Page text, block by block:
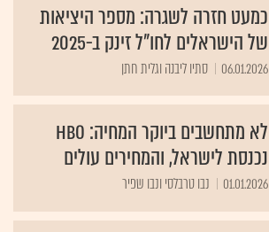
כמעט חזרה לשגרה: מספר היציאות
של הישראלים לחו"ל זינק ב-2025
06.01.2026 סתיו ליבנה וגלית חתן
לא מתחשבים ביוקר המחיה: HBO
נכנסת לישראל, והמחירים עולים
01.01.2026 נבו טרבלסי ונבו שפיר